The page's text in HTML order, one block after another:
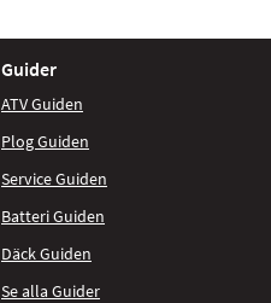
Guider
ATV Guiden
Plog Guiden
Service Guiden
Batteri Guiden
Däck Guiden
Se alla Guider